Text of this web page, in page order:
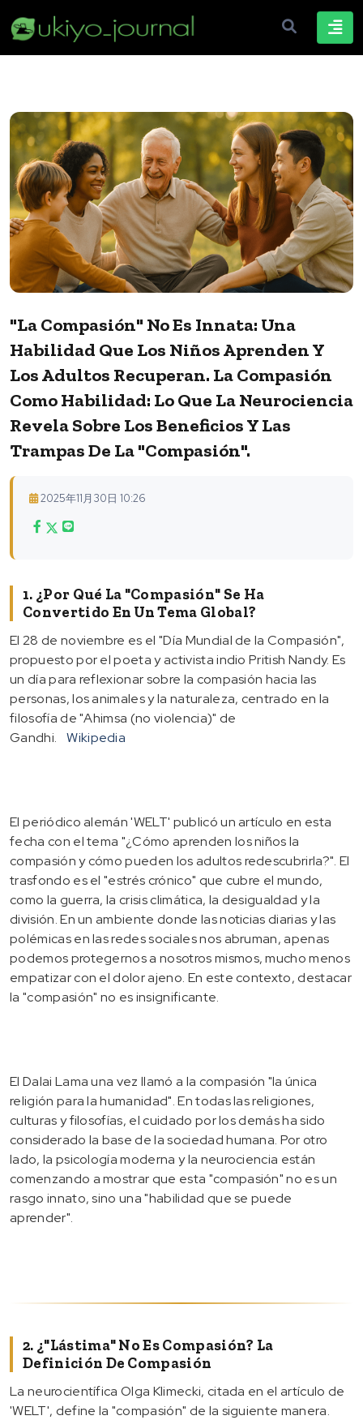
"La Compasión" No Es Innata: Una
Habilidad Que Los Niños Aprenden Y
Los Adultos Recuperan. La Compasión
Como Habilidad: Lo Que La Neurociencia
Revela Sobre Los Beneficios Y Las
Trampas De La "compasión".
2025年11月30日 10:26
1. ¿Por Qué La "compasión" Se Ha
Convertido En Un Tema Global?
El 28 de noviembre es el "Día Mundial de la Compasión",
propuesto por el poeta y activista indio Pritish Nandy. Es
un día para reflexionar sobre la compasión hacia las
personas, los animales y la naturaleza, centrado en la
filosofía de "Ahimsa (no violencia)" de
Gandhi.
Wikipedia
El periódico alemán 'WELT' publicó un artículo en esta
fecha con el tema "¿Cómo aprenden los niños la
compasión y cómo pueden los adultos redescubrirla?". El
trasfondo es el "estrés crónico" que cubre el mundo,
como la guerra, la crisis climática, la desigualdad y la
división. En un ambiente donde las noticias diarias y las
polémicas en las redes sociales nos abruman, apenas
podemos protegernos a nosotros mismos, mucho menos
empatizar con el dolor ajeno. En este contexto, destacar
la "compasión" no es insignificante.
El Dalai Lama una vez llamó a la compasión "la única
religión para la humanidad". En todas las religiones,
culturas y filosofías, el cuidado por los demás ha sido
considerado la base de la sociedad humana. Por otro
lado, la psicología moderna y la neurociencia están
comenzando a mostrar que esta "compasión" no es un
rasgo innato, sino una "habilidad que se puede
aprender".
2. ¿"Lástima" No Es Compasión? La
Definición De Compasión
La neurocientífica Olga Klimecki, citada en el artículo de
'WELT', define la "compasión" de la siguiente manera.